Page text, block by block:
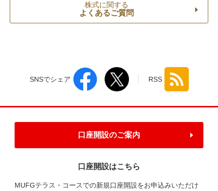
株式に関する
よくあるご質問
SNSでシェア RSS
口座開設のご案内
口座開設はこちら
MUFGテラス・コースでの新規口座開設をお申込みいただけ